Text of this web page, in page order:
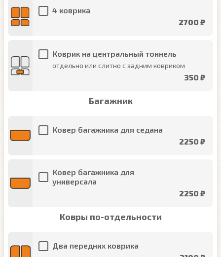
4 коврика
2700 ₽
Коврик на центральный тоннель
отдельно или слитно с задним ковриком
350 ₽
Багажник
Ковер багажника для седана
2250 ₽
Ковер багажника для
универсала
2250 ₽
Ковры по-отдельности
Два передних коврика